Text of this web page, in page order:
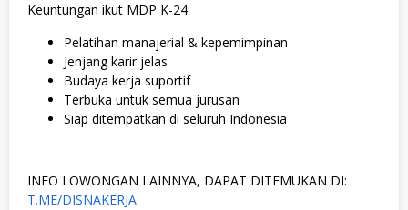
Keuntungan ikut MDP K-24:
Pelatihan manajerial & kepemimpinan
Jenjang karir jelas
Budaya kerja suportif
Terbuka untuk semua jurusan
Siap ditempatkan di seluruh Indonesia
INFO LOWONGAN LAINNYA, DAPAT DITEMUKAN DI:
T.ME/DISNAKERJA